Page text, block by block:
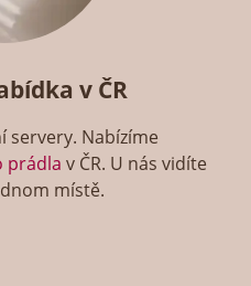
v ČR
servery. Nabízíme
prádla v ČR. U nás vidíte
místě.